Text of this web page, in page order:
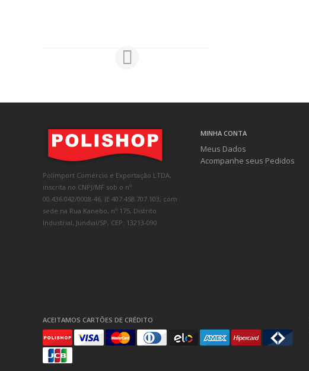
Polimport Comércio e Exportação LTDA,
inscrita no CNPJ/MF sob o nº
00.436.042/0008-46, IE 407.458.707.103, com
sede na Rua Kanebo, nº 175, Distrito
Industrial, Jundiaí/SP, CEP: 13213-090
MINHA CONTA
Meus Dados
Acompanhe seus Pedidos
ACEITAMOS CARTÕES DE CRÉDITO